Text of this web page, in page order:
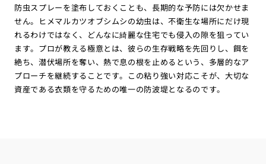
防虫スプレーを塗布しておくことも、長期的な予防には欠かせま
せん。ヒメマルカツオブシムシの幼虫は、不衛生な場所にだけ現
れるわけではなく、どんなに綺麗な住宅でも侵入の隙を狙ってい
ます。プロが教える極意とは、彼らの生存戦略を先回りし、餌を
絶ち、潜伏場所を奪い、熱で息の根を止めるという、多層的なア
プローチを継続することです。この粘り強い対応こそが、大切な
資産である衣類を守るための唯一の防波堤となるのです。